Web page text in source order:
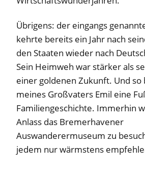
Übrigens: der eingangs
kehrte bereits ein Jahr nach
den Staaten wieder nach
Sein Heimweh war stärker als
einer goldenen Zukunft. Und so
meines Großvaters Emil eine
Familiengeschichte. Immerhin
Anlass das Bremerhavener
Auswanderermuseum zu
jedem nur wärmstens